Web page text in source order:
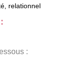
relationnel
: